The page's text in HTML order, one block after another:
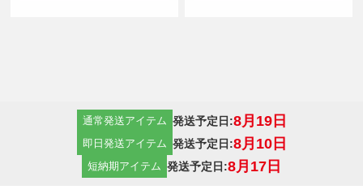
通常発送アイテム 発送予定日:8月19日
即日発送アイテム 発送予定日:8月10日
短納期アイテム 発送予定日:8月17日